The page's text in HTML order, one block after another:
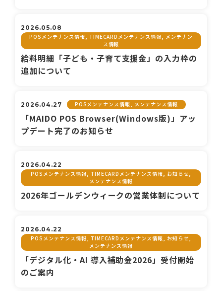
2026.05.08
POSメンテナンス情報, TIMECARDメンテナンス情報, メンテナン
ス情報
給料明細「子ども・子育て支援金」の入力枠の
追加について
2026.04.27 POSメンテナンス情報, メンテナンス情報
「MAIDO POS Browser(Windows版)」アッ
プデート完了のお知らせ
2026.04.22
POSメンテナンス情報, TIMECARDメンテナンス情報, お知らせ,
メンテナンス情報
2026年ゴールデンウィークの営業体制について
2026.04.22
POSメンテナンス情報, TIMECARDメンテナンス情報, お知らせ,
メンテナンス情報
「デジタル化・AI 導入補助金2026」受付開始
のご案内